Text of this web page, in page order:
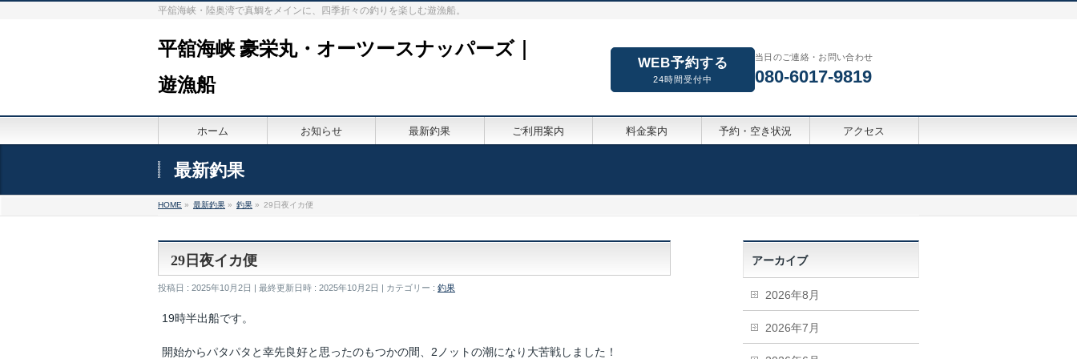
平舘海峡・陸奥湾で真鯛をメインに、四季折々の釣りを楽しむ遊漁船。
平舘海峡 豪栄丸・オーツースナッパーズ｜
遊漁船
WEB予約する
24時間受付中
当日のご連絡・お問い合わせ
080-6017-9819
ホーム お知らせ 最新釣果 ご利用案内 料金案内 予約・空き状況 アクセス
最新釣果
HOME » 最新釣果 » 釣果 » 29日夜イカ便
29日夜イカ便
投稿日 : 2025年10月2日 最終更新日時 : 2025年10月2日 カテゴリー : 釣果
19時半出船です。
開始からパタパタと幸先良好と思ったのもつかの間、2ノットの潮になり大苦戦しました！
アーカイブ
2026年8月
2026年7月